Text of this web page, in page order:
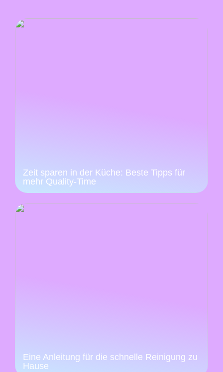
Zeit sparen in der Küche: Beste Tipps für
mehr Quality-Time
Eine Anleitung für die schnelle Reinigung zu
Hause